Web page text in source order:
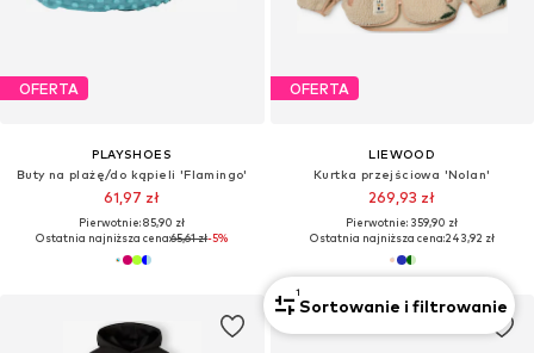
OFERTA
PLAYSHOES
Buty na plażę/do kąpieli 'Flamingo'
61,97 zł
Pierwotnie: 85,90 zł
Ostatnia najniższa cena:65,61 zł-5%
OFERTA
LIEWOOD
Kurtka przejściowa 'Nolan'
269,93 zł
Pierwotnie: 359,90 zł
Ostatnia najniższa cena:243,92 zł
1
Sortowanie i filtrowanie